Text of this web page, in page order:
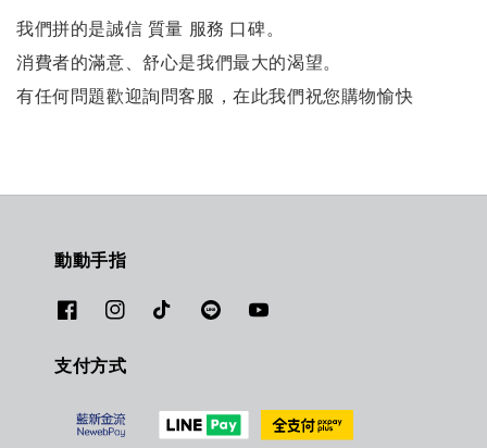
我們拼的是誠信 質量 服務 口碑。
消費者的滿意、舒心是我們最大的渴望。
有任何問題歡迎詢問客服，在此我們祝您購物愉快
動動手指
支付方式